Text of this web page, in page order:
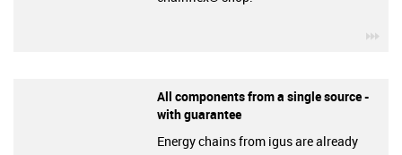
All components from a single source -
with guarantee
Energy chains from igus are already